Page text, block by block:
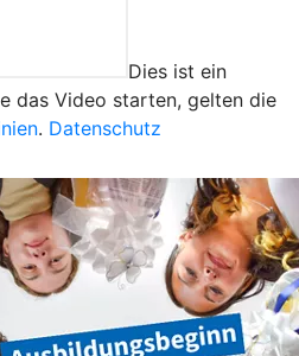
Dies ist ein
das Video starten, gelten die
. Datenschutz